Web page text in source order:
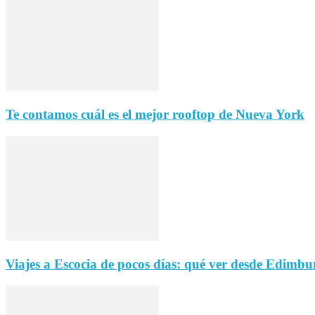
Te contamos cuál es el mejor rooftop de Nueva York
Viajes a Escocia de pocos días: qué ver desde